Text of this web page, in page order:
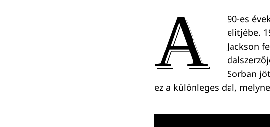
A
90-es
elitjébe.
Jackson
Sorban
ez a különleges dal,